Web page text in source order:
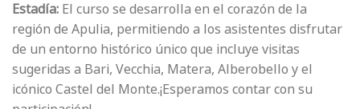
Estadía:El curso se desarrolla en el corazón de la
región de Apulia, permitiendo a los asistentes disfrutar
de un entorno histórico único que incluye visitas
sugeridas a Bari, Vecchia, Matera, Alberobello y el
icónico Castel del Monte.¡Esperamos contar con su